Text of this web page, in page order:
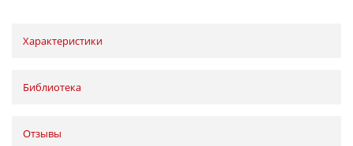
Характеристики
Библиотека
Отзывы